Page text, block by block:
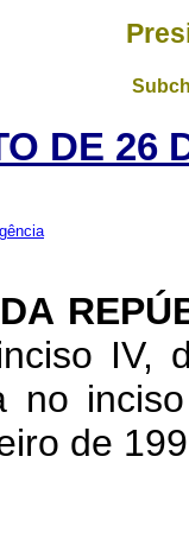
DE 26
IV,
no
de